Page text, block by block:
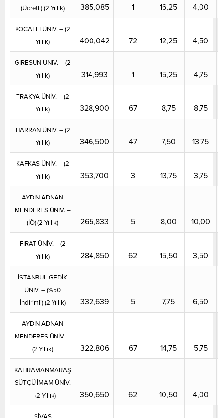
(Ücretli) (2 Yıllık)
385,085 1 16,25 4,00
KOCAELİ ÜNİV. – (2
Yıllık)
400,042 72 12,25 4,50
GİRESUN ÜNİV. – (2
Yıllık)
314,993 1 15,25 4,75
TRAKYA ÜNİV. – (2
Yıllık)
328,900 67 8,75 8,75
HARRAN ÜNİV. – (2
Yıllık)
346,500 47 7,50 13,75
KAFKAS ÜNİV. – (2
Yıllık)
353,700 3 13,75 3,75
AYDIN ADNAN
MENDERES ÜNİV. –
(İÖ) (2 Yıllık)
265,833 5 8,00 10,00
FIRAT ÜNİV. – (2
Yıllık)
284,850 62 15,50 3,50
İSTANBUL GEDİK
ÜNİV. – (%50
İndirimli) (2 Yıllık)
332,639 5 7,75 6,50
AYDIN ADNAN
MENDERES ÜNİV. –
(2 Yıllık)
322,806 67 14,75 5,75
KAHRAMANMARAŞ
SÜTÇÜ İMAM ÜNİV.
– (2 Yıllık)
350,650 62 10,50 4,00
SİVAS